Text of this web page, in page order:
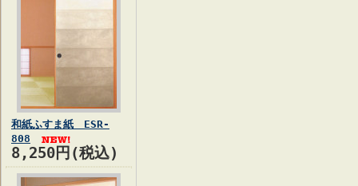
和紙ふすま紙 ESR-
808
8,250円(税込)